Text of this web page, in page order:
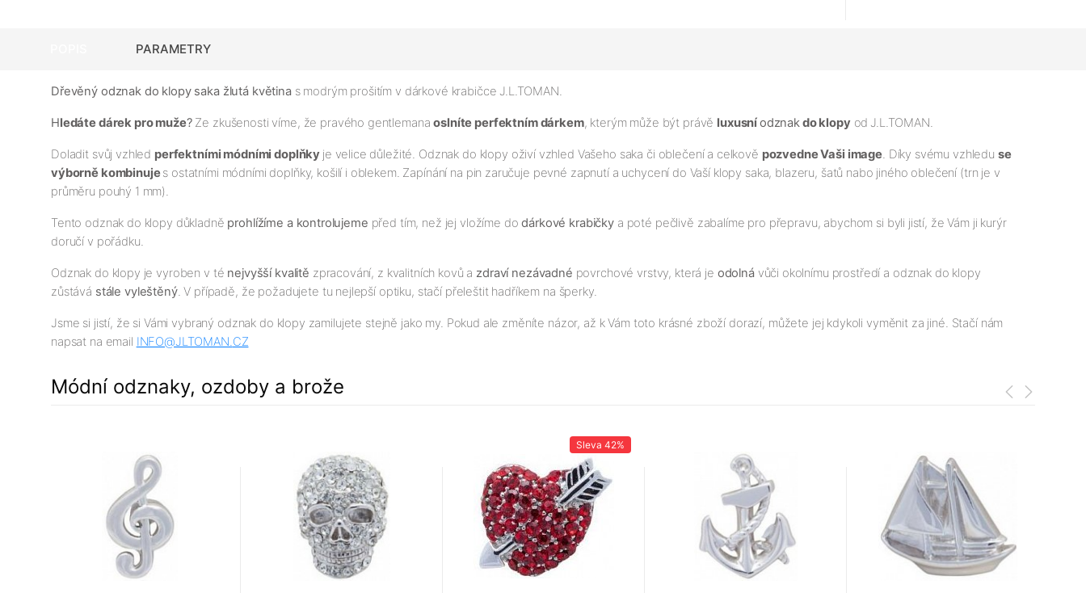
PARAMETRY
Dřevěný odznak do klopy saka žlutá květinas modrým prošitím v dárkové krabičce J.L.TOMAN.
Hledáte dárek pro muže?Ze zkušenosti víme, že pravého gentlemanaoslníte perfektním dárkem, kterým může být právě luxusníodznakdo klopyod J.L.TOMAN.
Doladit svůj vzhled perfektními módními doplňky je velice důležité. Odznak do klopy oživí vzhled Vašeho saka či oblečení a celkově pozvedne Vaši image. Díky svému vzhledu se
výborně kombinujes ostatními módními doplňky, košilí i oblekem. Zapínání na pin zaručuje pevné zapnutí a uchycení do Vaší klopy saka, blazeru, šatů nabo jiného oblečení (trn je v
průměru pouhý 1 mm).
Tento odznak do klopy důkladně prohlížíme a kontrolujeme před tím, než jej vložíme dodárkové krabičky a poté pečlivě zabalíme pro přepravu, abychom si byli jistí, že Vám ji kurýr
doručí v pořádku.
Odznak do klopy je vyroben v té nejvyššíkvalitě zpracování, z kvalitních kovů a zdraví nezávadné povrchové vrstvy, která je odolnávůči okolnímu prostředí a odznak do klopy
zůstává stále vyleštěný. V případě, že požadujete tu nejlepší optiku, stačí přeleštit hadříkem na šperky.
Jsme si jistí, že si Vámi vybraný odznak do klopy zamilujete stejně jako my. Pokud ale změníte názor, až k Vám toto krásné zboží dorazí, můžete jej kdykoli vyměnit za jiné. Stačí nám
napsat na email INFO@JLTOMAN.CZ
Módní odznaky, ozdoby a brože
Sleva 42%